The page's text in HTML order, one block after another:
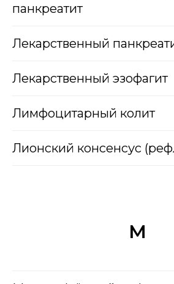
панкреатит
Лекарственный
Лекарственный эзофагит
Лимфоцитарный колит
Лионский консенсус
М